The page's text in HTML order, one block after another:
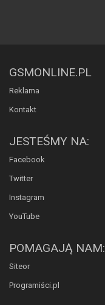
GSMONLINE.PL
Reklama
Kontakt
JESTEŚMY NA:
Facebook
Twitter
Instagram
YouTube
POMAGAJĄ NAM:
Siteor
Programiści.pl